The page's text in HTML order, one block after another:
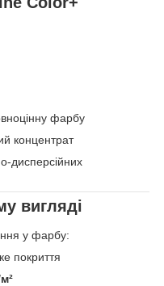
фарбу
концентрат
дисперсійних
вигляді
у фарбу:
покриття